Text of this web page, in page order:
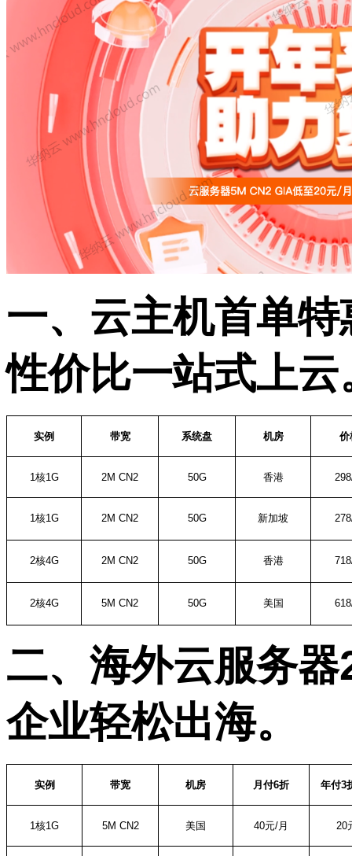
一、云主机首单
性价比一站式上云
实例 带宽 系统盘 机房 价
1核1G 2M CN2 50G 香港
1核1G 2M CN2 50G 新加坡
2核4G 2M CN2 50G 香港
2核4G 5M CN2 50G 美国
二、海外云服务器
企业轻松出海。
实例 带宽 机房 月付6折 年付3
1核1G 5M CN2 美国 40元/月 20